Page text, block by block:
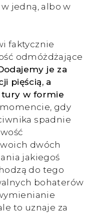
jedną, albo w
faktycznie
odmóżdżające
je za
pięścią, a
w formie
gdy
spadnie
dwóch
jakiegoś
do tego
bohaterów
to uznaje za